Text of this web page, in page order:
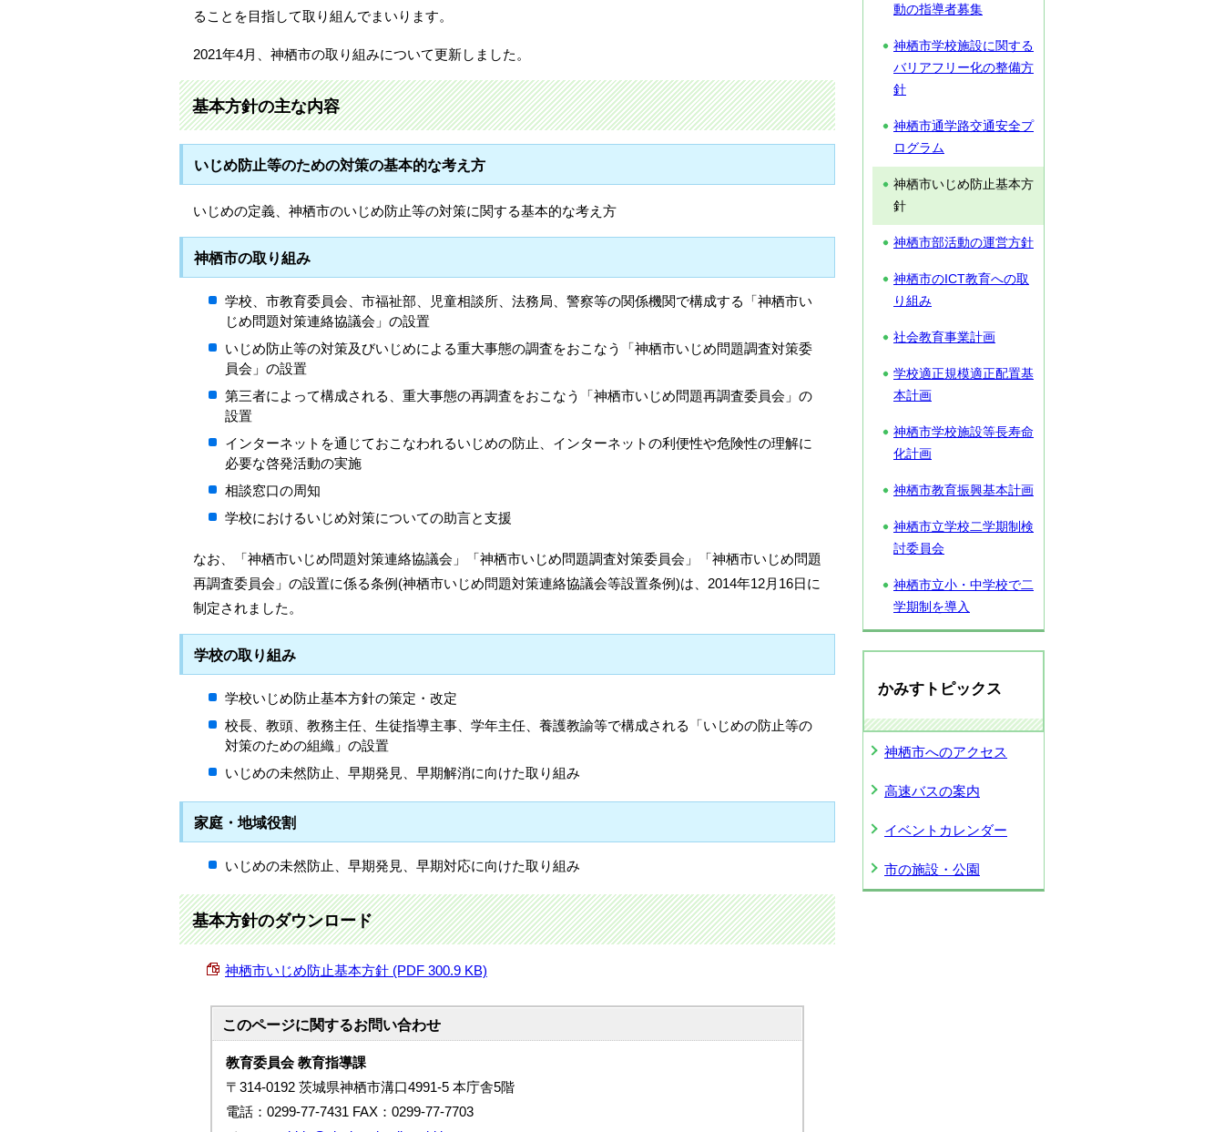
ることを目指して取り組んでまいります。
2021年4月、神栖市の取り組みについて更新しました。
基本方針の主な内容
いじめ防止等のための対策の基本的な考え方
いじめの定義、神栖市のいじめ防止等の対策に関する基本的な考え方
神栖市の取り組み
学校、市教育委員会、市福祉部、児童相談所、法務局、警察等の関係機関で構成する「神栖市い
じめ問題対策連絡協議会」の設置
いじめ防止等の対策及びいじめによる重大事態の調査をおこなう「神栖市いじめ問題調査対策委
員会」の設置
第三者によって構成される、重大事態の再調査をおこなう「神栖市いじめ問題再調査委員会」の
設置
インターネットを通じておこなわれるいじめの防止、インターネットの利便性や危険性の理解に
必要な啓発活動の実施
相談窓口の周知
学校におけるいじめ対策についての助言と支援
なお、「神栖市いじめ問題対策連絡協議会」「神栖市いじめ問題調査対策委員会」「神栖市いじめ問題
再調査委員会」の設置に係る条例(神栖市いじめ問題対策連絡協議会等設置条例)は、2014年12月16日に
制定されました。
学校の取り組み
学校いじめ防止基本方針の策定・改定
校長、教頭、教務主任、生徒指導主事、学年主任、養護教諭等で構成される「いじめの防止等の
対策のための組織」の設置
いじめの未然防止、早期発見、早期解消に向けた取り組み
家庭・地域役割
いじめの未然防止、早期発見、早期対応に向けた取り組み
基本方針のダウンロード
神栖市いじめ防止基本方針 (PDF 300.9 KB)
このページに関するお問い合わせ
教育委員会 教育指導課
〒314-0192 茨城県神栖市溝口4991-5 本庁舎5階
電話：0299-77-7431 FAX：0299-77-7703
動の指導者募集
神栖市学校施設に関する
バリアフリー化の整備方
針
神栖市通学路交通安全プ
ログラム
神栖市いじめ防止基本方
針
神栖市部活動の運営方針
神栖市のICT教育への取
り組み
社会教育事業計画
学校適正規模適正配置基
本計画
神栖市学校施設等長寿命
化計画
神栖市教育振興基本計画
神栖市立学校二学期制検
討委員会
神栖市立小・中学校で二
学期制を導入
かみすトピックス
神栖市へのアクセス
高速バスの案内
イベントカレンダー
市の施設・公園